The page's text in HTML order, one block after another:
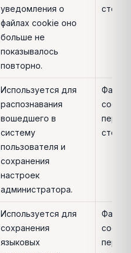
уведомления о
файлах cookie оно
больше не
показывалось
повторно.
Используется для
распознавания
вошедшего в
систему
пользователя и
сохранения
настроек
администратора.
Файл
cookie
первой
Используется для
сохранения
языковых
Файл
cookie
первой